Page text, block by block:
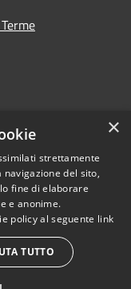
© 2026 • Comune di
Pellegrino Terme •
byMunicipium
redazione
×
strettamente
del sito,
fine di elaborare
e anonime.
policy al seguente link
TUTTO